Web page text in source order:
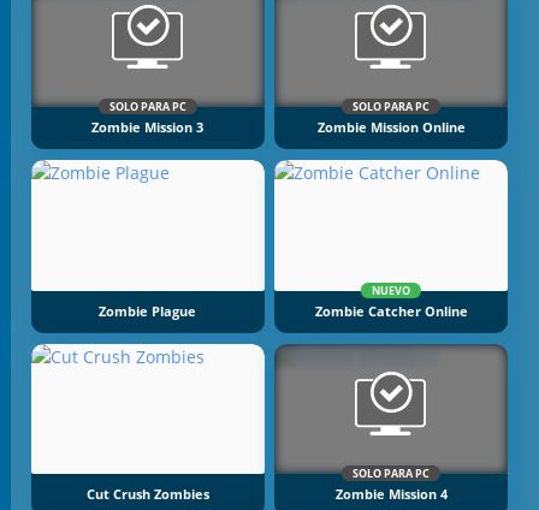
SOLO PARA PC
Zombie Mission 3
SOLO PARA PC
Zombie Mission Online
Zombie Plague
NUEVO
Zombie Catcher Online
Cut Crush Zombies
SOLO PARA PC
Zombie Mission 4